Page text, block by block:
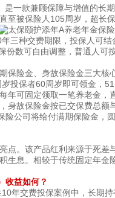
是一款兼顾保障与增值的长
至被保险人105周岁，超长
三种交费期限，投保人可
数可自由调整，普通人可
保险金、身故保险金三大
投保者60周岁即可领金，
年可固定领取一笔养老金，
身故保险金按已交保费总
险公司将给付满期保险金，
点。该产品红利来源于死
生息。相较于传统固定年
收益如何？
年交费投保案例中，长期